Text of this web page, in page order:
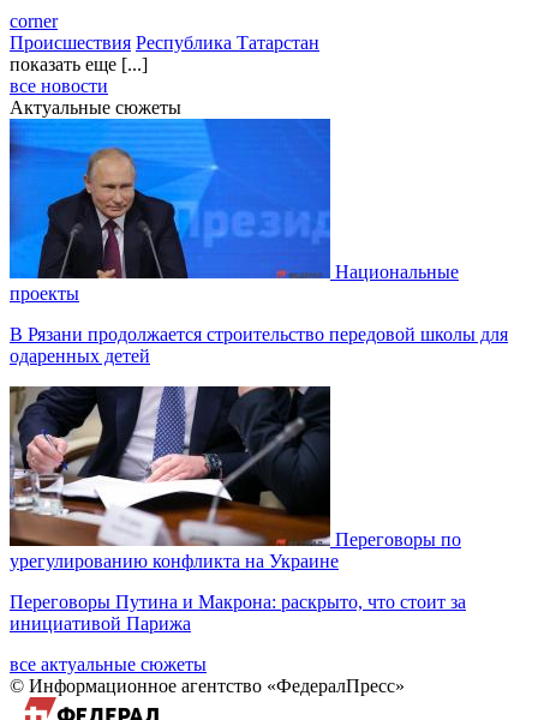
corner
Происшествия Республика Татарстан
показать еще [...]
все новости
Актуальные сюжеты
Национальные
проекты
В Рязани продолжается строительство передовой школы для
одаренных детей
Переговоры по
урегулированию конфликта на Украине
Переговоры Путина и Макрона: раскрыто, что стоит за
инициативой Парижа
все актуальные сюжеты
© Информационное агентство «ФедералПресс»